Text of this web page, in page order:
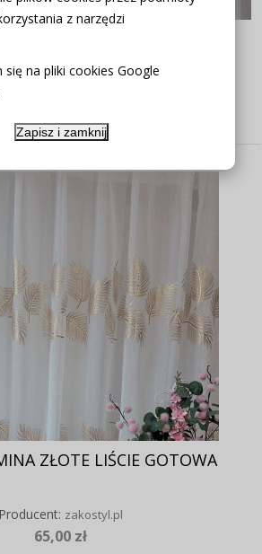
z narzędzi
się na pliki cookies Google
Zapisz i zamknij
ZŁOTE LIŚCIE 280CM
ZŁOTE LIŚCIE GOTOWA
Producent: zakostyl.pl
65,00 zł